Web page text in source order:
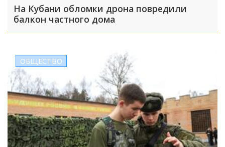
На Кубани обломки дрона повредили
балкон частного дома
ОБЩЕСТВО